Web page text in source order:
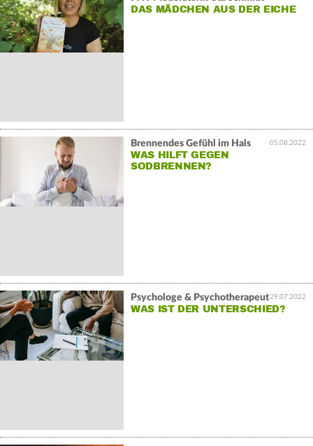
DAS MÄDCHEN AUS DER EICHE
05.08.2022
Brennendes Gefühl im Hals
WAS HILFT GEGEN
SODBRENNEN?
29.07.2022
Psychologe & Psychotherapeut
WAS IST DER UNTERSCHIED?